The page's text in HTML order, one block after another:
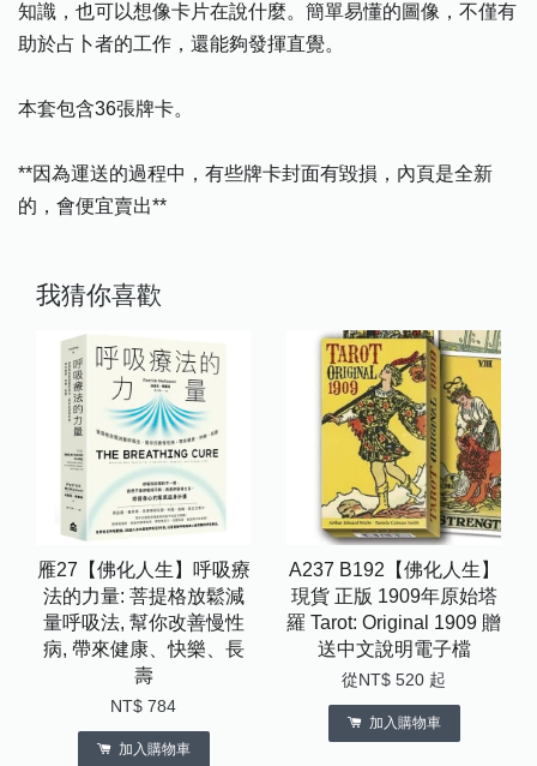
知識，也可以想像卡片在說什麼。簡單易懂的圖像，不僅有
助於占卜者的工作，還能夠發揮直覺。
本套包含36張牌卡。
**因為運送的過程中，有些牌卡封面有毀損，內頁是全新
的，會便宜賣出**
我猜你喜歡
雁27【佛化人生】呼吸療
法的力量: 菩提格放鬆減
量呼吸法, 幫你改善慢性
病, 帶來健康、快樂、長
壽
NT$ 784
加入購物車
A237 B192【佛化人生】
現貨 正版 1909年原始塔
羅 Tarot: Original 1909 贈
送中文說明電子檔
從 NT$ 520 起
加入購物車